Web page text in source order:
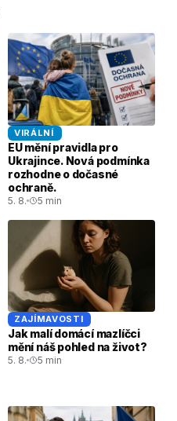
VIRÁLNÍ
EU mění pravidla pro
Ukrajince. Nová podmínka
rozhodne o dočasné
ochraně.
5. 8. 5 min
ZAJÍMAVOSTI
Jak malí domácí mazlíčci
mění náš pohled na život?
5. 8. 5 min